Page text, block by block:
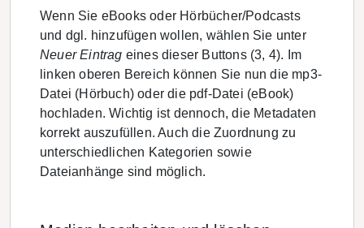
Wenn Sie eBooks oder Hörbücher/Podcasts
und dgl. hinzufügen wollen, wählen Sie unter
Neuer Eintrag eines dieser Buttons (3, 4). Im
linken oberen Bereich können Sie nun die mp3-
Datei (Hörbuch) oder die pdf-Datei (eBook)
hochladen. Wichtig ist dennoch, die Metadaten
korrekt auszufüllen. Auch die Zuordnung zu
unterschiedlichen Kategorien sowie
Dateianhänge sind möglich.